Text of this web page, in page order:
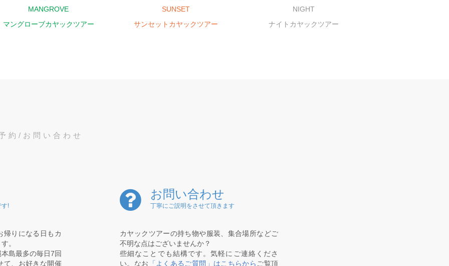
MANGROVE
マングローブカヤックツアー
SUNSET
サンセットカヤックツアー
NIGHT
ナイトカヤックツアー
約/お問い合わせ
す!
帰りになる日もカ
。
島最多の毎日7回
て、お好きな開催
お問い合わせ
丁寧にご説明をさせて頂きます
カヤックツアーの持ち物や服装、集合場所などご
不明な点はございませんか？
些細なことでも結構です。気軽にご連絡くださ
い。なお 「よくあるご質問」はこちらから ご覧頂